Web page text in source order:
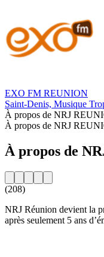
EXO FM REUNION
Saint-Denis, Musique
À propos de NRJ
À propos de NRJ
À propos de
(208)
NRJ Réunion devient la
après seulement 5 ans